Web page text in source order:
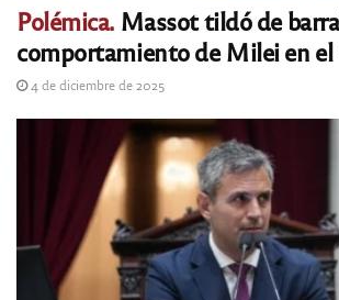
Polémica. Massot tildó de
comportamiento de Milei en el
4 de diciembre de 2025